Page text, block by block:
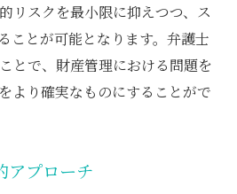
リスクを最小限に抑えつつ、ス
ことが可能となります。弁護士
とで、財産管理における問題を
より確実なものにすることがで
アプローチ